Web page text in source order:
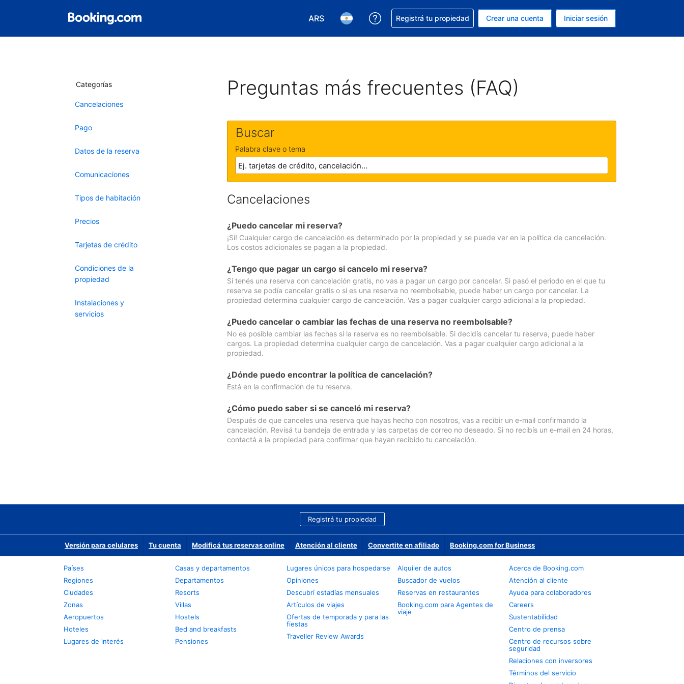
ARS
Elegir la moneda. Tu moneda actual es Peso argentino
Elegir el idioma. El idioma que estás usando es Español (Argentina)
Conseguí ayuda con tu reserva
Registrá tu propiedad Crear una cuenta Iniciar sesión
Categorías
Cancelaciones
Pago
Datos de la reserva
Comunicaciones
Tipos de habitación
Precios
Tarjetas de crédito
Condiciones de la
propiedad
Instalaciones y
servicios
Preguntas más frecuentes (FAQ)
Buscar
Palabra clave o tema
Cancelaciones
¿Puedo cancelar mi reserva?
¡Sí! Cualquier cargo de cancelación es determinado por la propiedad y se puede ver en la política de cancelación.
Los costos adicionales se pagan a la propiedad.
¿Tengo que pagar un cargo si cancelo mi reserva?
Si tenés una reserva con cancelación gratis, no vas a pagar un cargo por cancelar. Si pasó el periodo en el que tu
reserva se podía cancelar gratis o si es una reserva no reembolsable, puede haber un cargo por cancelar. La
propiedad determina cualquier cargo de cancelación. Vas a pagar cualquier cargo adicional a la propiedad.
¿Puedo cancelar o cambiar las fechas de una reserva no reembolsable?
No es posible cambiar las fechas si la reserva es no reembolsable. Si decidís cancelar tu reserva, puede haber
cargos. La propiedad determina cualquier cargo de cancelación. Vas a pagar cualquier cargo adicional a la
propiedad.
¿Dónde puedo encontrar la política de cancelación?
Está en la confirmación de tu reserva.
¿Cómo puedo saber si se canceló mi reserva?
Después de que canceles una reserva que hayas hecho con nosotros, vas a recibir un e-mail confirmando la
cancelación. Revisá tu bandeja de entrada y las carpetas de correo no deseado. Si no recibís un e-mail en 24 horas,
contactá a la propiedad para confirmar que hayan recibido tu cancelación.
Registrá tu propiedad
Versión para celulares Tu cuenta Modificá tus reservas online Atención al cliente Convertite en afiliado Booking.com for Business
Países
Regiones
Ciudades
Zonas
Aeropuertos
Hoteles
Lugares de interés
Casas y departamentos
Departamentos
Resorts
Villas
Hostels
Bed and breakfasts
Pensiones
Lugares únicos para hospedarse
Opiniones
Descubrí estadías mensuales
Artículos de viajes
Ofertas de temporada y para las
fiestas
Traveller Review Awards
Alquiler de autos
Buscador de vuelos
Reservas en restaurantes
Booking.com para Agentes de
viaje
Acerca de Booking.com
Atención al cliente
Ayuda para colaboradores
Careers
Sustentabilidad
Centro de prensa
Centro de recursos sobre
seguridad
Relaciones con inversores
Términos del servicio